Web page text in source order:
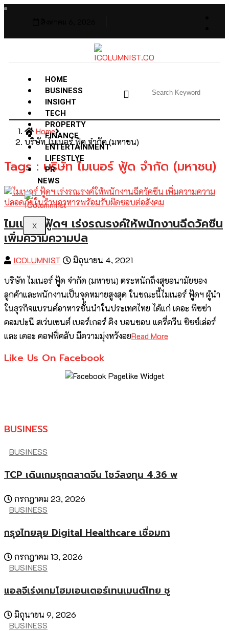
HOME
BUSINESS
INSIGHT
TECH
PROPERTY
FINANCE
ENTERTAINMENT
LIFESTLYE
PR
NEWS
X
Home
บริษัท ไมเนอร์ ฟู้ด จำกัด (มหาชน)
Tags : บริษัท ไมเนอร์ ฟู้ด จำกัด (มหาชน)
ไมเนอร์ ฟู้ดฯ เร่งรณรงค์ให้พนักงานฉีดวัคซีน
เพิ่มความความปล
ICOLUMNIST
มิถุนายน 4, 2021
บริษัท ไมเนอร์ ฟู้ด จำกัด (มหาชน) ตระหนักถึงสุขอนามัยของ
ลูกค้าและพนักงานเป็นจุดหมายสูงสุด ในขณะนี้ไมเนอร์ ฟู้ดฯ ผู้นำ
ในธุรกิจแบรนด์อาหารชั้นนำในประเทศไทย ได้แก่ เดอะ พิซซ่า
คอมปะนี สเว่นเซนต์ เบอร์เกอร์ คิง บอนชอน แดรี่ควีน ซิซซ์เล่อร์
และ เดอะ คอฟฟี่คลับ มีความมุ่งหวังอยRead More
Like Us On Facebook
BUSINESS
BUSINESS
TCP เดินเกมรุกตลาดจีน โชว์ลงทุน 4.36 พ
กรกฎาคม 23, 2026
BUSINESS
กรุงไทยลุย Digital Healthcare เชื่อมกา
กรกฎาคม 13, 2026
BUSINESS
แอลจีเร่งเกมโฮมเอนเตอร์เทนเมนต์ไทย ชู
มิถุนายน 9, 2026
BUSINESS